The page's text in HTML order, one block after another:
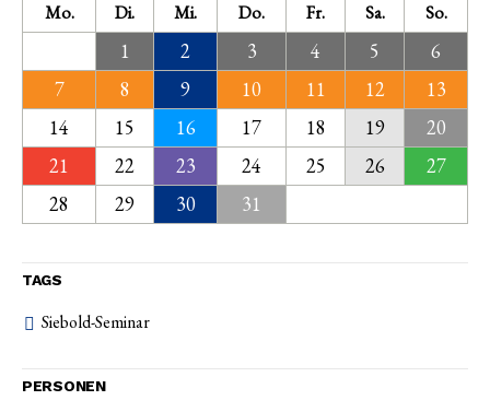
Mo. Di. Mi. Do. Fr. Sa. So.
1 2 3 4 5
6
7
8 9 10 11 12
13
14
15 16 17 18 19
20
21
22 23 24 25 26
27
28
29 30 31
TAGS
Siebold-Seminar
PERSONEN